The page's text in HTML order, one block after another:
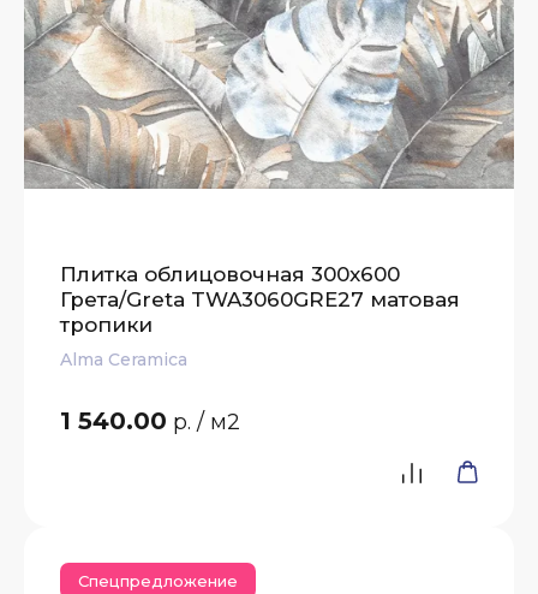
Плитка облицовочная 300x600
Грета/Greta TWA3060GRE27 матовая
тропики
Alma Ceramica
1 540.00 р. / м2
Спецпредложение